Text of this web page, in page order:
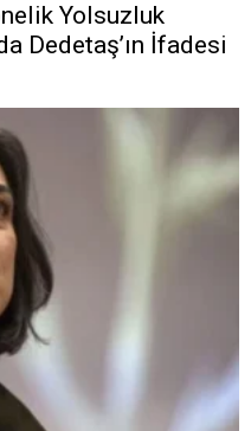
Yolsuzluk
Dedetaş’ın İfadesi